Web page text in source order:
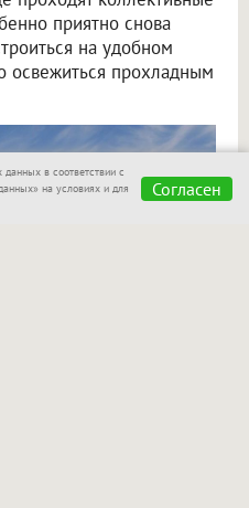
приятно снова
на удобном
освежиться прохладным
в соответствии с
на условиях и для
Согласен